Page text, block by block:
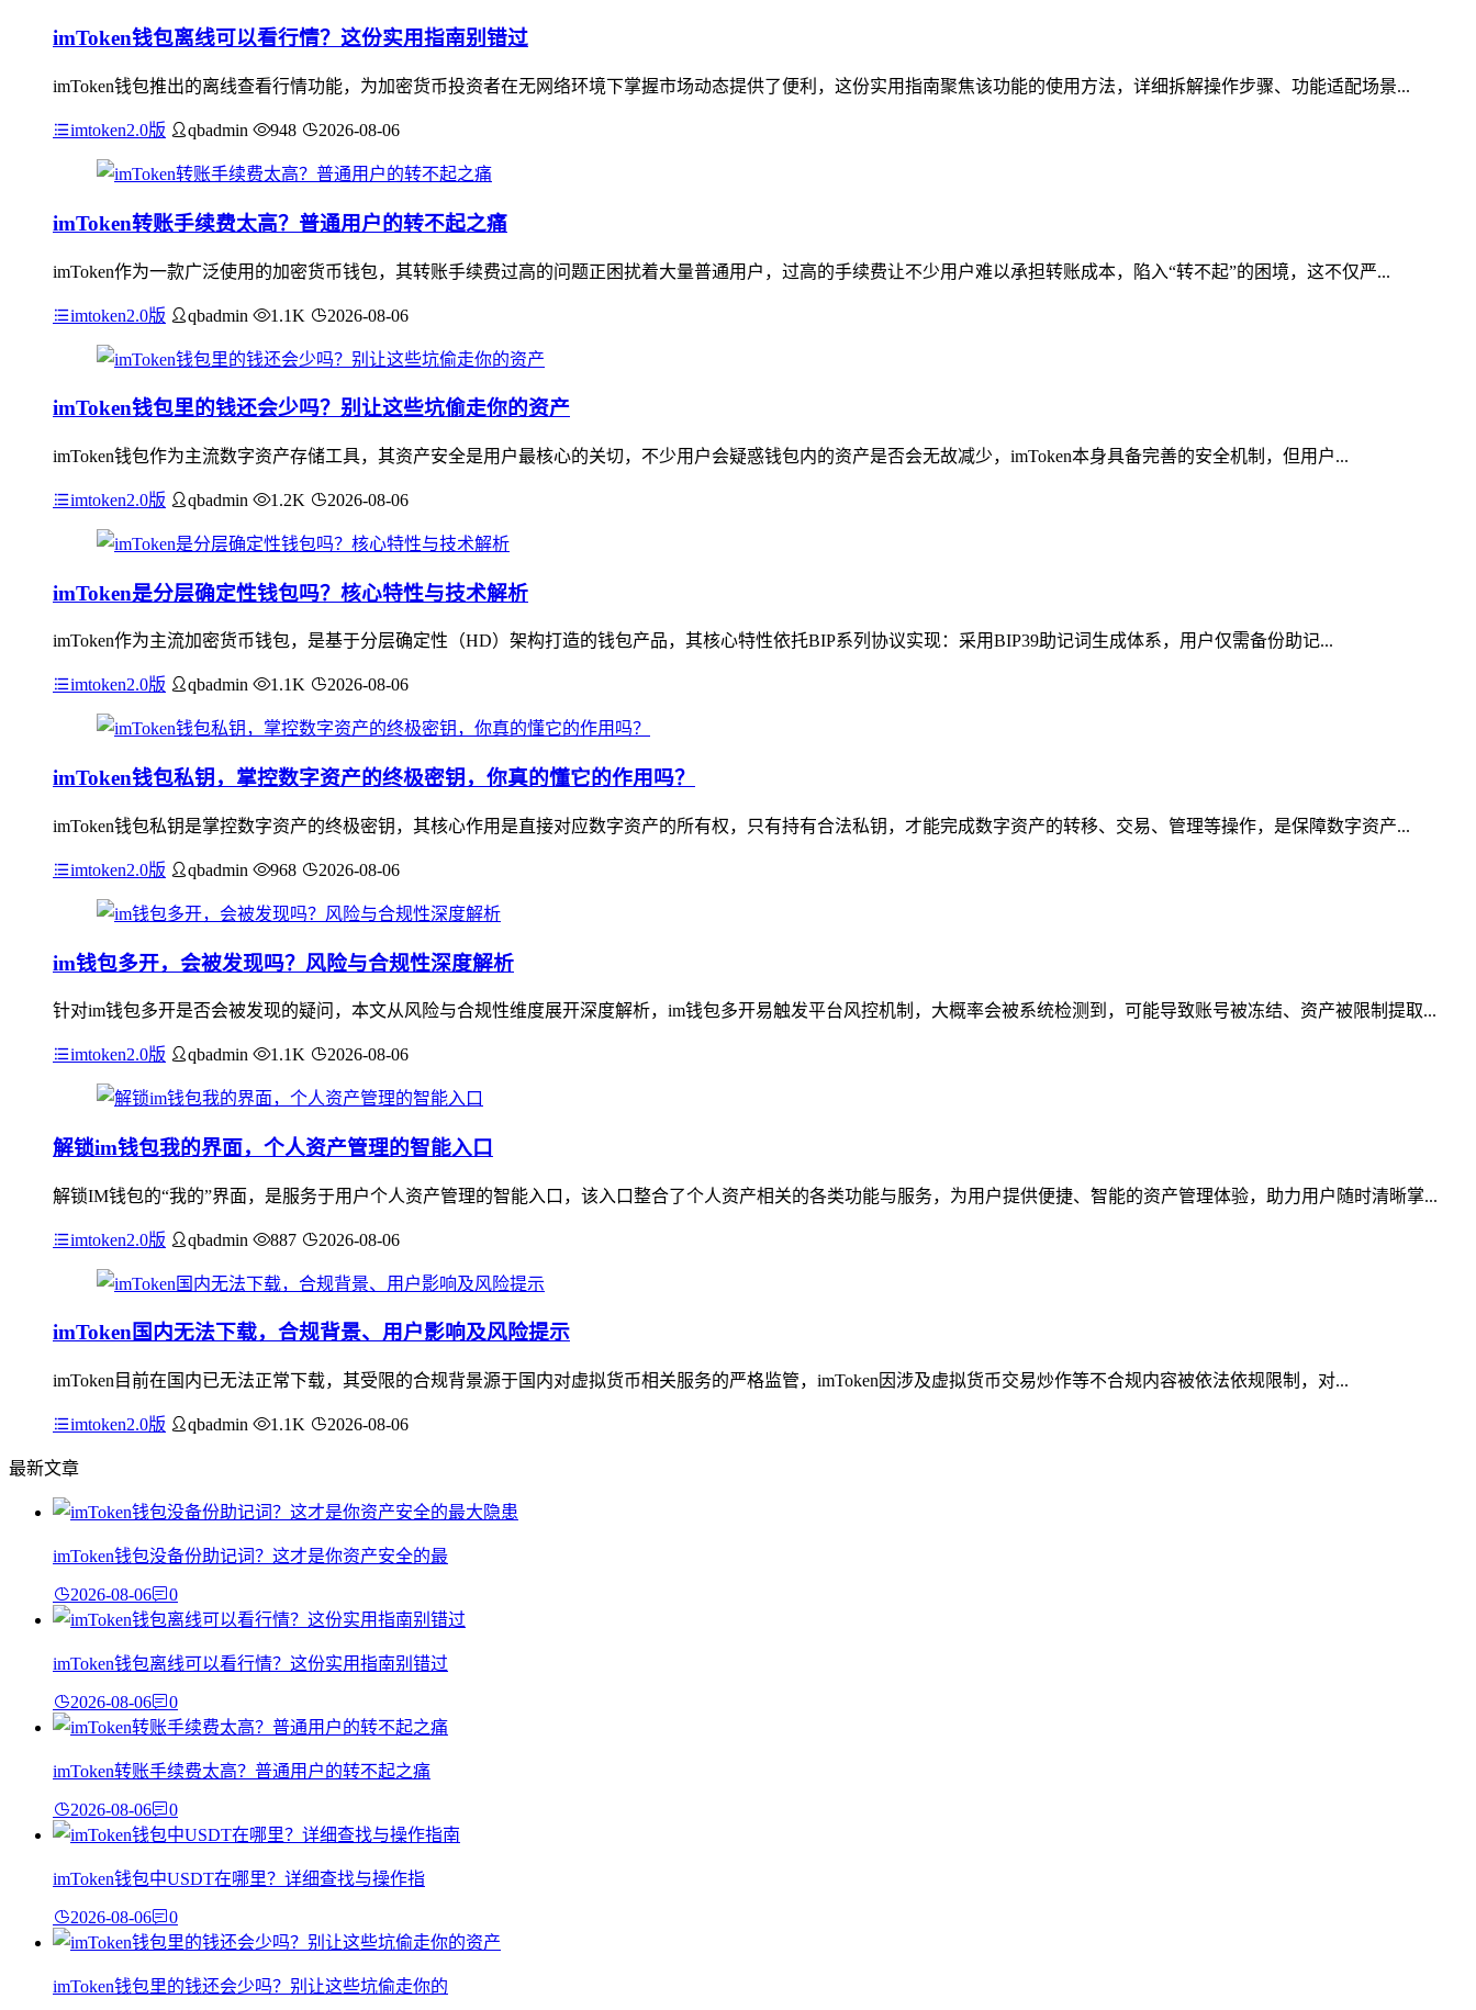
imToken钱包离线可以看行情？这份实用指南别错过
imToken钱包推出的离线查看行情功能，为加密货币投资者在无网络环境下掌握市场动态提供了便利，这份实用指南聚焦该功能的使用方法，详细拆解操作步骤、功能适配场景...
imtoken2.0版 qbadmin 948 2026-08-06
imToken转账手续费太高？普通用户的转不起之痛
imToken作为一款广泛使用的加密货币钱包，其转账手续费过高的问题正困扰着大量普通用户，过高的手续费让不少用户难以承担转账成本，陷入“转不起”的困境，这不仅严...
imtoken2.0版 qbadmin 1.1K 2026-08-06
imToken钱包里的钱还会少吗？别让这些坑偷走你的资产
imToken钱包作为主流数字资产存储工具，其资产安全是用户最核心的关切，不少用户会疑惑钱包内的资产是否会无故减少，imToken本身具备完善的安全机制，但用户...
imtoken2.0版 qbadmin 1.2K 2026-08-06
imToken是分层确定性钱包吗？核心特性与技术解析
imToken作为主流加密货币钱包，是基于分层确定性（HD）架构打造的钱包产品，其核心特性依托BIP系列协议实现：采用BIP39助记词生成体系，用户仅需备份助记...
imtoken2.0版 qbadmin 1.1K 2026-08-06
imToken钱包私钥，掌控数字资产的终极密钥，你真的懂它的作用吗？
imToken钱包私钥是掌控数字资产的终极密钥，其核心作用是直接对应数字资产的所有权，只有持有合法私钥，才能完成数字资产的转移、交易、管理等操作，是保障数字资产...
imtoken2.0版 qbadmin 968 2026-08-06
im钱包多开，会被发现吗？风险与合规性深度解析
针对im钱包多开是否会被发现的疑问，本文从风险与合规性维度展开深度解析，im钱包多开易触发平台风控机制，大概率会被系统检测到，可能导致账号被冻结、资产被限制提取...
imtoken2.0版 qbadmin 1.1K 2026-08-06
解锁im钱包我的界面，个人资产管理的智能入口
解锁IM钱包的“我的”界面，是服务于用户个人资产管理的智能入口，该入口整合了个人资产相关的各类功能与服务，为用户提供便捷、智能的资产管理体验，助力用户随时清晰掌...
imtoken2.0版 qbadmin 887 2026-08-06
imToken国内无法下载，合规背景、用户影响及风险提示
imToken目前在国内已无法正常下载，其受限的合规背景源于国内对虚拟货币相关服务的严格监管，imToken因涉及虚拟货币交易炒作等不合规内容被依法依规限制，对...
imtoken2.0版 qbadmin 1.1K 2026-08-06
最新文章
imToken钱包没备份助记词？这才是你资产安全的最
2026-08-06 0
imToken钱包离线可以看行情？这份实用指南别错过
2026-08-06 0
imToken转账手续费太高？普通用户的转不起之痛
2026-08-06 0
imToken钱包中USDT在哪里？详细查找与操作指
2026-08-06 0
imToken钱包里的钱还会少吗？别让这些坑偷走你的